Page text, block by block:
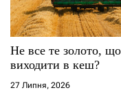
Не все те золото,
виходити в кеш?
27 Липня, 2026